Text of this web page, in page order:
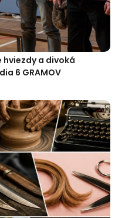
hviezdy a divoká
6 GRAMOV